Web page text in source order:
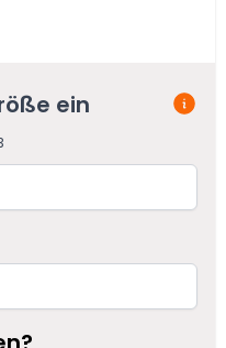
ein